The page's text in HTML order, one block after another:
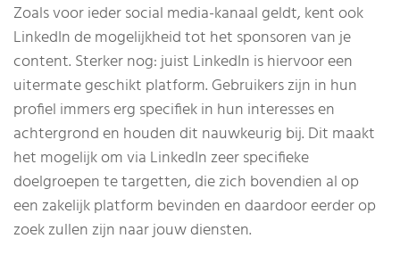
Zoals voor ieder social media-kanaal geldt, kent ook
LinkedIn de mogelijkheid tot het sponsoren van je
content. Sterker nog: juist LinkedIn is hiervoor een
uitermate geschikt platform. Gebruikers zijn in hun
profiel immers erg specifiek in hun interesses en
achtergrond en houden dit nauwkeurig bij. Dit maakt
het mogelijk om via LinkedIn zeer specifieke
doelgroepen te targetten, die zich bovendien al op
een zakelijk platform bevinden en daardoor eerder op
zoek zullen zijn naar jouw diensten.